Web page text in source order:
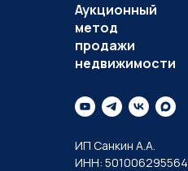
Аукционный
метод
продажи
недвижимости
ИП Санкин А.А.
ИНН: 501006295564